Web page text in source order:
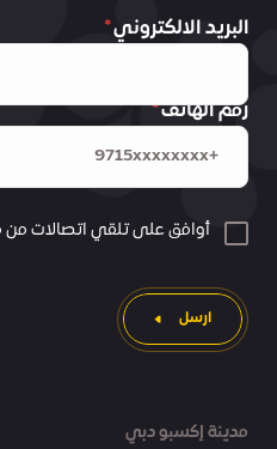
مدينة إكسبو دبي
البريد الالكتروني
رقم الهاتف
أوافق على تلقي اتصالات
ارسل